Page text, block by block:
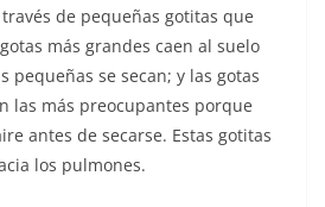
de pequeñas gotitas que
más grandes caen al suelo
pequeñas se secan; y las gotas
las más preocupantes porque
antes de secarse. Estas gotitas
los pulmones.